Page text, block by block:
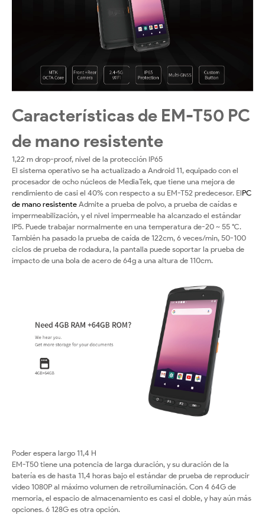
Características de EM-T50 PC
de mano resistente
1,22 m drop-proof, nivel de la protección IP65
El sistema operativo se ha actualizado a Android 11, equipado con el
procesador de ocho núcleos de MediaTek, que tiene una mejora de
rendimiento de casi el 40% con respecto a su EM-T52 predecesor. ElPC
de mano resistente Admite a prueba de polvo, a prueba de caídas e
impermeabilización, y el nivel impermeable ha alcanzado el estándar
IP5. Puede trabajar normalmente en una temperatura de-20 ~ 55 °C.
También ha pasado la prueba de caída de 122cm, 6 veces/min, 50-100
ciclos de prueba de rodadura, la pantalla puede soportar la prueba de
impacto de una bola de acero de 64g a una altura de 110cm.
Poder espera largo 11,4 H
EM-T50 tiene una potencia de larga duración, y su duración de la
batería es de hasta 11,4 horas bajo el estándar de prueba de reproducir
video 1080P al máximo volumen de retroiluminación. Con 4 64G de
memoria, el espacio de almacenamiento es casi el doble, y hay aún más
opciones. 6 128G es otra opción.